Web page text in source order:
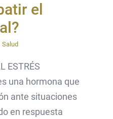
el
Salud
ESTRÉS
una hormona que
ante situaciones
en respuesta